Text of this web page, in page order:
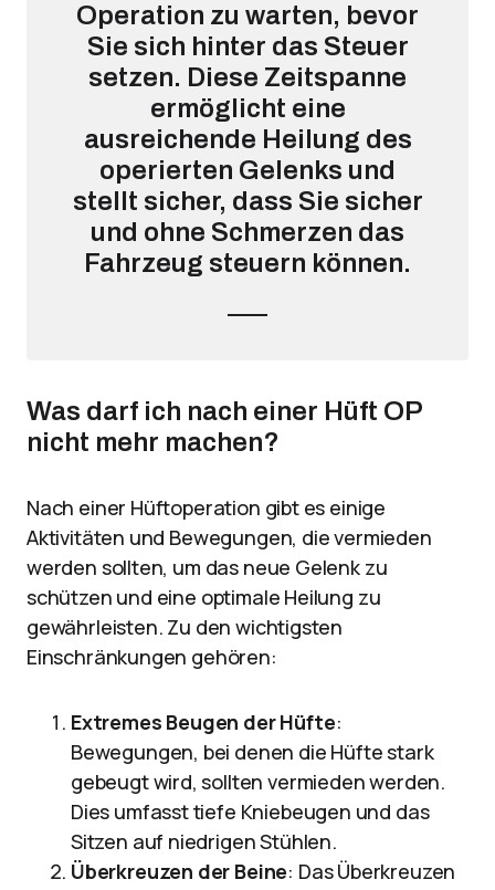
Operation zu warten, bevor
Sie sich hinter das Steuer
setzen. Diese Zeitspanne
ermöglicht eine
ausreichende Heilung des
operierten Gelenks und
stellt sicher, dass Sie sicher
und ohne Schmerzen das
Fahrzeug steuern können.
Was darf ich nach einer Hüft OP
nicht mehr machen?
Nach einer Hüftoperation gibt es einige
Aktivitäten und Bewegungen, die vermieden
werden sollten, um das neue Gelenk zu
schützen und eine optimale Heilung zu
gewährleisten. Zu den wichtigsten
Einschränkungen gehören:
Extremes Beugen der Hüfte:
Bewegungen, bei denen die Hüfte stark
gebeugt wird, sollten vermieden werden.
Dies umfasst tiefe Kniebeugen und das
Sitzen auf niedrigen Stühlen.
Überkreuzen der Beine: Das Überkreuzen